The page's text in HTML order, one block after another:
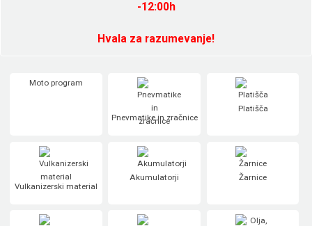
-12:00h
Hvala za razumevanje!
Moto program
Pnevmatike in zračnice
Platišča
Vulkanizerski material
Akumulatorji Žarnice